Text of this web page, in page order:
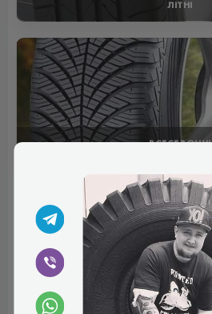
ЛІТНІ
ВСЕСЕЗОННІ
Відгуки (0)
Поки немає коментарів
Написати коментар
Ім'я*